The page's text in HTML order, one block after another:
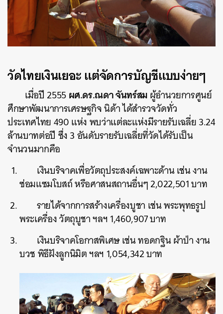
วัดไทยเงินเยอะ แต่จัดการบัญชีแบบง่ายๆ
เมื่อปี 2555ผศ.ดร.ณดา จันทร์สมผู้อำนวยการศูนย์
ศึกษาพัฒนาการเศรษฐกิจ นิด้า ได้สำรวจวัดทั่ว
ประเทศไทย 490 แห่ง พบว่าแต่ละแห่งมีรายรับเฉลี่ย 3.24
ล้านบาทต่อปี ซึ่ง 3 อันดับรายรับเฉลี่ยที่วัดได้รับเป็น
จำนวนมากคือ
เงินบริจาคเพื่อวัตถุประสงค์เฉพาะด้าน เช่น งาน
ซ่อมแซมโบสถ์ หรือศาสนสถานอื่นๆ 2,022,501 บาท
รายได้จากการสร้างเครื่องบูชา เช่น พระพุทธรูป
พระเครื่อง วัตถุบูชา ฯลฯ 1,460,907 บาท
เงินบริจาคโอกาสพิเศษ เช่น ทอดกฐิน ผ้าป่า งาน
บวช พิธีฝังลูกนิมิต ฯลฯ 1,054,342 บาท